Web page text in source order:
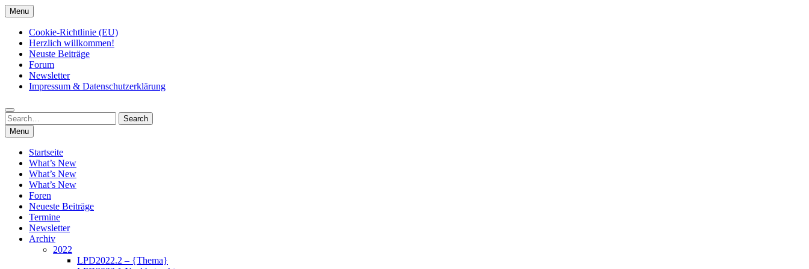
Skip
to
content
Menu
Cookie-Richtlinie (EU)
Herzlich willkommen!
Neuste Beiträge
Forum
Newsletter
Impressum & Datenschutzerklärung
Search
for:
Search
Menu
Startseite
What’s New
What’s New
What’s New
Foren
Neueste Beiträge
Termine
Newsletter
Archiv
2022
LPD2022.2 – {Thema}